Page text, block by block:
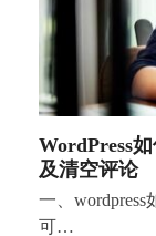
WordPress
及清空评论
一、
可…